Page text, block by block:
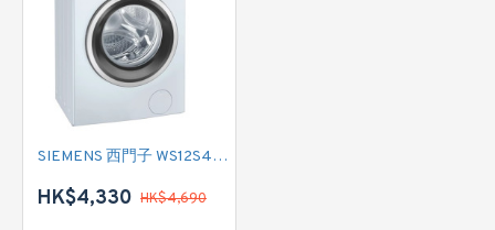
SIEMENS 西門子 WS12S4B8HK 前置式洗衣機 (8 公斤, 1200 轉/分鐘)
HK$4,330 HK$4,690